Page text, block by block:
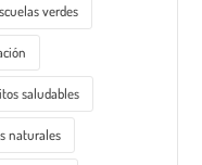
verdes
saludables
naturales